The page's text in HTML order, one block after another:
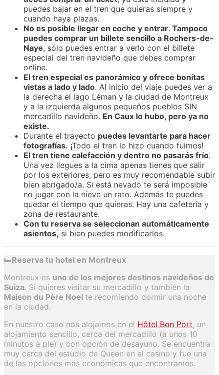
puedes bajar en el tren que quieras siempre y
cuando haya plazas.
No es posible llegar en coche y entrar. Tampoco
puedes comprar un billete sencillo a Rochers-de-
Naye, sólo puedes entrar a verlo con el billete
especial del tren navideño que debes comprar
online.
El tren especial es panorámico y ofrece bonitas
vistas a lado y lado. Al inicio del viaje puedes ver a
la derecha el lago Léman y la ciudad de Montreux
y a la izquierda algunos pequeños pueblos SIN
mercadillo navideño. En Caux lo hubo, pero ya no
existe.
Durante el trayecto puedes levantarte para hacer
fotografías. ¡Todo el tren lo hizo cuando fuimos!
El tren tiene calefacción y dentro no pasarás frío.
Una vez llegues a la cima apenas tienes que salir
por los exteriores, pero es muy recomendable subir
bien abrigado/a. Si está nevado te será imposible
no jugar con la nieve un rato. Además te puedes
quedar el tiempo que quieras. Hay una cafetería y
zona de restaurante.
Con tu reserva se seleccionan automáticamente
asientos, si bien puedes modificarlos.
🛌Reserva tu hotel en Montreux
Montreux es uno de los mejores destinos navideños de
Suiza. Si quieres visitar su mercadillo y también la
Maison du Père Noel te recomiendo dormir una noche
en la ciudad.
En nuestro caso nos alojamos en el Hôtel Bon Port, un
alojamiento sencillo, cerca del mercadillo (a unos 10
minutos a pie) y con opción de desayuno. Se encuentra
muy cerca del estudio de Queen en el casino y fue una
de las opciones más económicas que encontramos.